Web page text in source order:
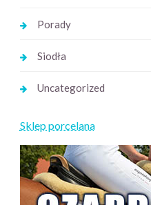
Porady
Siodła
Uncategorized
Sklep porcelana